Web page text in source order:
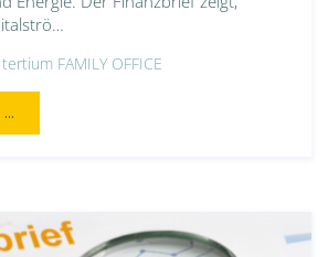
tertium FAMILY OFFICE